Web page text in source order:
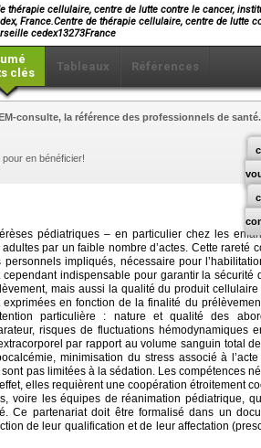
thérapie cellulaire, centre de lutte contre le cancer,
France.Centre de thérapie cellulaire, centre de lutte
cedex13273France
clés
Tableaux Références
consulte, la référence des professionnels de santé.
en bénéficier!
pédiatriques – en particulier chez les
par un faible nombre d’actes. Cette rareté
impliqués, nécessaire pour
indispensable pour garantir la sécurité
mais aussi la qualité du produit
en fonction de la finalité du
particulière : nature et qualité des
risques de fluctuations hémodynamiques
par rapport au volume sanguin total
minimisation du stress associé à
pas limitées à la sédation. Les compétences
elles requièrent une coopération étroitement
voire les équipes de réanimation pédiatrique,
Ce partenariat doit être formalisé dans un
de leur qualification et de leur affectation